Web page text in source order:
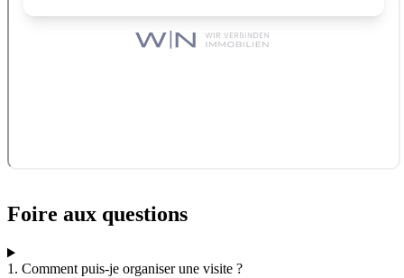
Foire aux questions
1. Comment puis-je organiser une visite ?